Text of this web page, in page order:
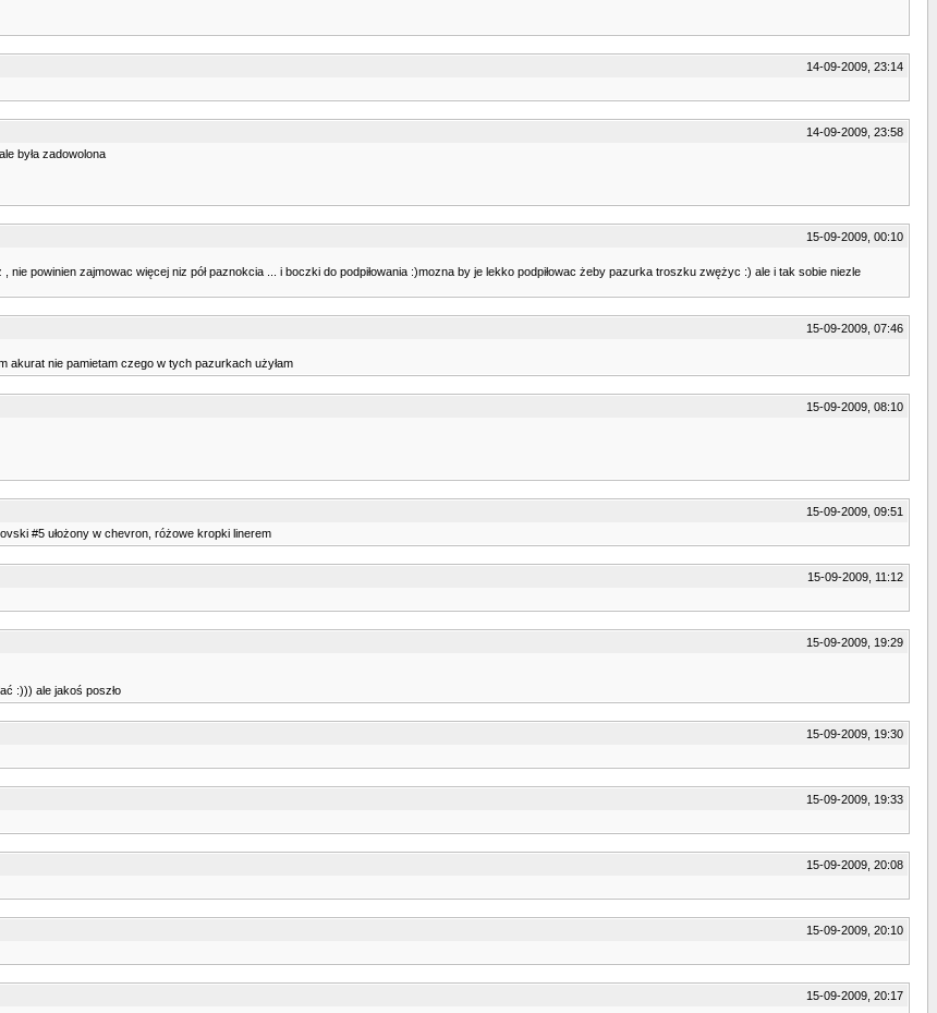
14-09-2009, 23:14
14-09-2009, 23:58
była zadowolona
15-09-2009, 00:10
powinien zajmowac więcej niz pół paznokcia ... i boczki do podpiłowania :)mozna by je lekko podpiłowac żeby pazurka troszku zwężyc :) ale i tak sobie niezle
15-09-2009, 07:46
akurat nie pamietam czego w tych pazurkach użyłam
15-09-2009, 08:10
15-09-2009, 09:51
#5 ułożony w chevron, różowe kropki linerem
15-09-2009, 11:12
15-09-2009, 19:29
:))) ale jakoś poszło
15-09-2009, 19:30
15-09-2009, 19:33
15-09-2009, 20:08
15-09-2009, 20:10
15-09-2009, 20:17